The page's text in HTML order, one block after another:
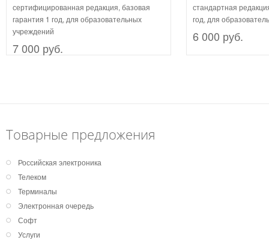
сертифицированная редакция, базовая
гарантия 1 год, для образовательных
учреждений
7 000 руб.
стандартная
год, для
6 000 руб.
Товарные предложения
Российская электроника
Телеком
Терминалы
Электронная очередь
Софт
Услуги